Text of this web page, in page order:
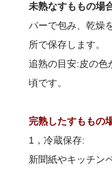
未熟なすももの場
パーで包み、乾燥
所で保存します。
追熟の目安:皮の色
頃です。
完熟したすももの
1，冷蔵保存:
新聞紙やキッチン